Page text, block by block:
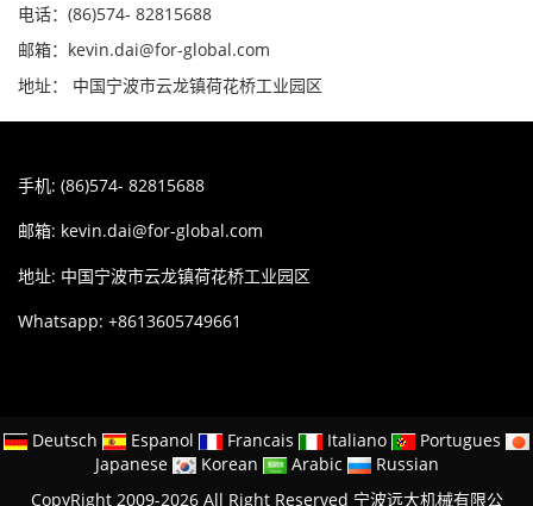
电话：(86)574- 82815688
邮箱：kevin.dai@for-global.com
地址： 中国宁波市云龙镇荷花桥工业园区
手机: (86)574- 82815688
邮箱: kevin.dai@for-global.com
地址: 中国宁波市云龙镇荷花桥工业园区
Whatsapp: +8613605749661
Deutsch Espanol Francais Italiano
Portugues
Japanese
Korean Arabic
Russian
CopyRight 2009-2026 All Right Reserved 宁波远大机械有限公